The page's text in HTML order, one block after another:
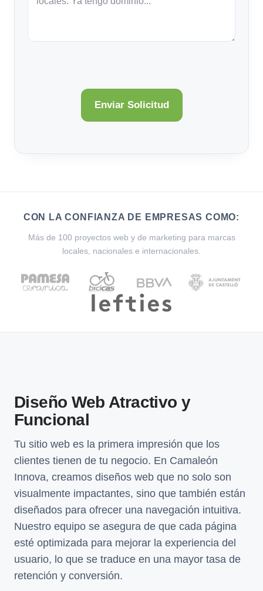
CON LA CONFIANZA DE EMPRESAS COMO:
Más de 100 proyectos web y de marketing para marcas
locales, nacionales e internacionales.
Diseño Web Atractivo y
Funcional
Tu sitio web es la primera impresión que los
clientes tienen de tu negocio. En Camaleón
Innova, creamos diseños web que no solo son
visualmente impactantes, sino que también están
diseñados para ofrecer una navegación intuitiva.
Nuestro equipo se asegura de que cada página
esté optimizada para mejorar la experiencia del
usuario, lo que se traduce en una mayor tasa de
retención y conversión.